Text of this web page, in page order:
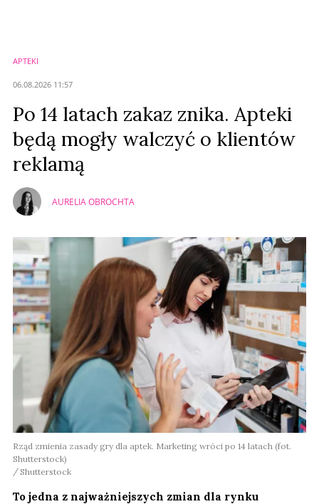
APTEKI
06.08.2026 11:57
Po 14 latach zakaz znika. Apteki
będą mogły walczyć o klientów
reklamą
AURELIA OBROCHTA
Rząd zmienia zasady gry dla aptek. Marketing wróci po 14 latach (fot.
Shutterstock)
Shutterstock
To jedna z najważniejszych zmian dla rynku